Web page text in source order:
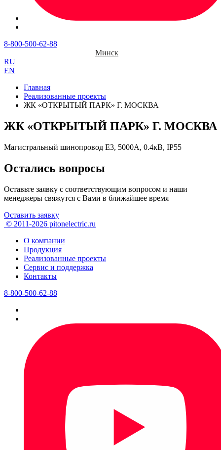
8-800-500-62-88
Минск
RU
EN
Главная
Реализованные проекты
ЖК «ОТКРЫТЫЙ ПАРК» Г. МОСКВА
ЖК «ОТКРЫТЫЙ ПАРК» Г. МОСКВА
Магистральный шинопровод Е3, 5000А, 0.4кВ, IP55
Остались вопросы
Оставьте заявку с соответствующим вопросом и наши
менеджеры свяжутся с Вами в ближайшее время
Оставить заявку
© 2011-2026 pitonelectric.ru
О компании
Продукция
Реализованные проекты
Сервис и поддержка
Контакты
8-800-500-62-88